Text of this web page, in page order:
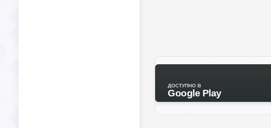
ДОСТУПНО В
Google Play